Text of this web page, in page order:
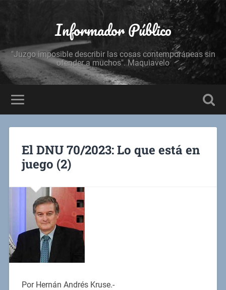
Informador Público
"Juzgo imposible describir las cosas contemporáneas sin
ofender a muchos". Maquiavelo
El DNU 70/2023: Lo que está en
juego (2)
Por Hernán Andrés Kruse.-